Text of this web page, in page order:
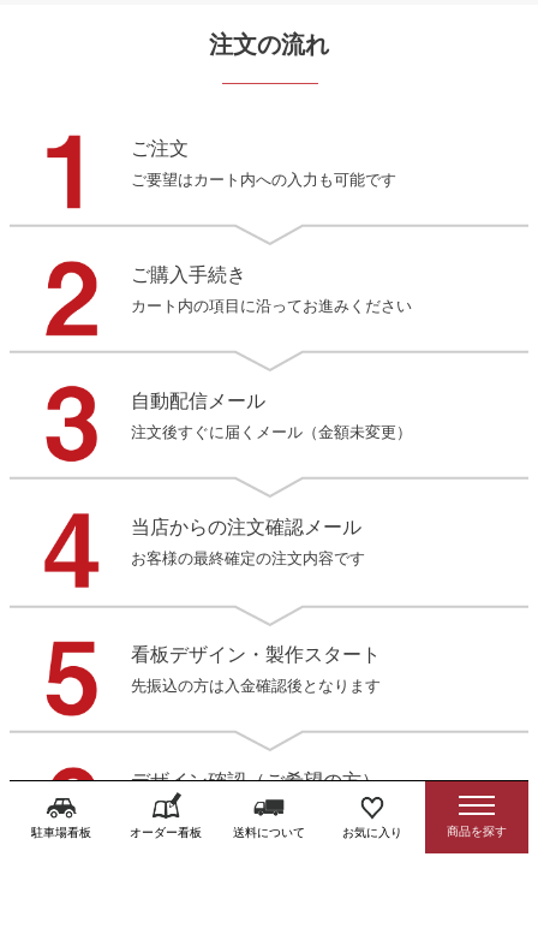
駐車場看板 オーダー看板 送料について お気に入り
注文の流れ
ご注文
ご要望はカート内への入力も可能です
ご購入手続き
カート内の項目に沿ってお進みください
自動配信メール
注文後すぐに届くメール（金額未変更）
当店からの注文確認メール
お客様の最終確定の注文内容です
看板デザイン・製作スタート
先振込の方は入金確認後となります
デザイン確認（ご希望の方）
3営業日以内にデータをお送りします